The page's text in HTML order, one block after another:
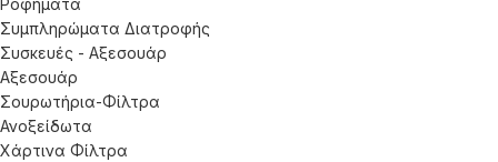
Ροφήματα
Συμπληρώματα Διατροφής
Συσκευές - Αξεσουάρ
Αξεσουάρ
Σουρωτήρια-Φίλτρα
Ανοξείδωτα
Χάρτινα Φίλτρα